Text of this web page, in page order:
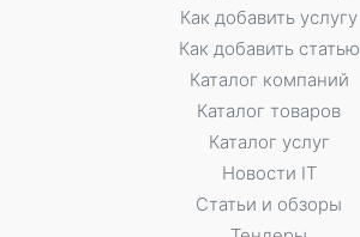
Как добавить услугу
Как добавить статью
Каталог компаний
Каталог товаров
Каталог услуг
Новости IT
Статьи и обзоры